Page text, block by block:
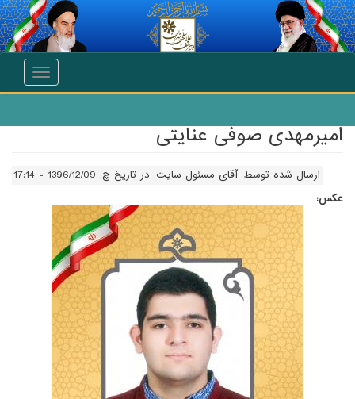
انتقال به محتوای اصلی
Toggle
امیرمهدی صوفی عنایتی
ارسال شده توسط آقای مسئول سایت در تاریخ چ, 1396/12/09 - 17:14
عکس: